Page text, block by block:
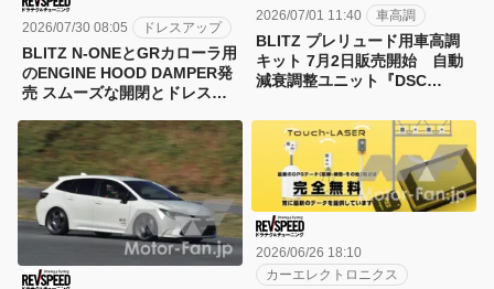
2026/07/30 08:05 ドレスアップ
BLITZ N-ONEとGRカローラ用
のENGINE HOOD DAMPER発
売 スムーズな開閉とドレスア
2026/07/01 11:40 車高調
BLITZ プレリュード用車高調
キット 7月2日販売開始 自動
減衰調整ユニット『DSC
2026/06/26 18:10
カーエレクトロニクス